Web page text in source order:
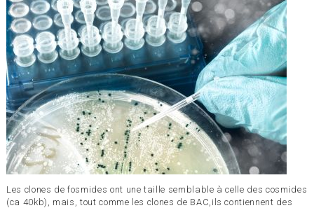
Les clones de fosmides ont une taille semblable à celle des cosmides
(ca 40kb), mais, tout comme les clones de BAC,ils contiennent des